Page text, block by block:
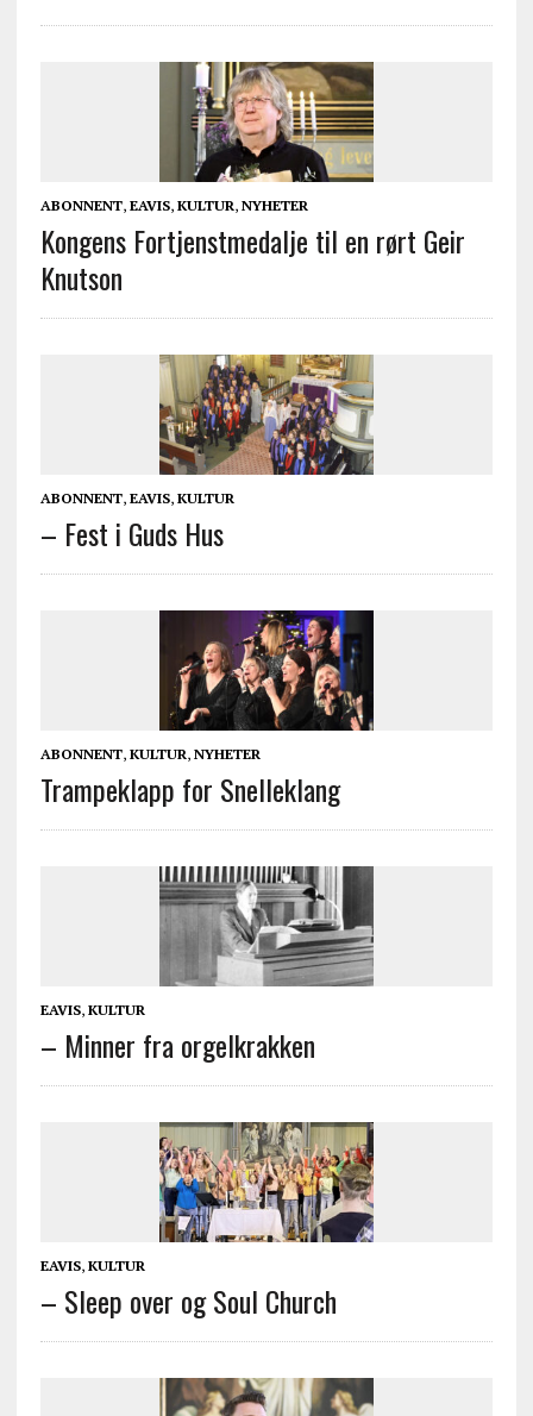
ABONNENT, EAVIS, KULTUR, NYHETER
Kongens Fortjenstmedalje til en rørt Geir
Knutson
ABONNENT, EAVIS, KULTUR
– Fest i Guds Hus
ABONNENT, KULTUR, NYHETER
Trampeklapp for Snelleklang
EAVIS, KULTUR
– Minner fra orgelkrakken
EAVIS, KULTUR
– Sleep over og Soul Church